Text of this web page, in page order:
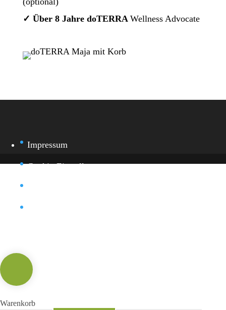
✓ Über 8 Jahre doTERRA Wellness Advocate
Impressum
Cookie-Einstellung
Warenkorb